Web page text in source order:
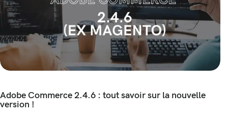
Adobe Commerce 2.4.6 : tout savoir sur la nouvelle
version !